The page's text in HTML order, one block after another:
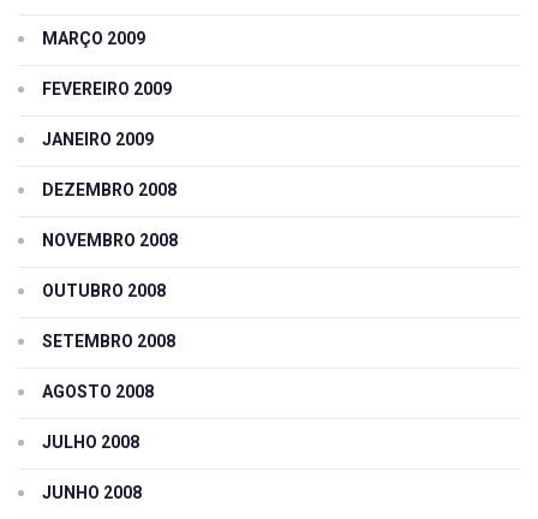
MARÇO 2009
FEVEREIRO 2009
JANEIRO 2009
DEZEMBRO 2008
NOVEMBRO 2008
OUTUBRO 2008
SETEMBRO 2008
AGOSTO 2008
JULHO 2008
JUNHO 2008